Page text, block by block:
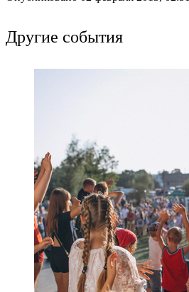
Другие события